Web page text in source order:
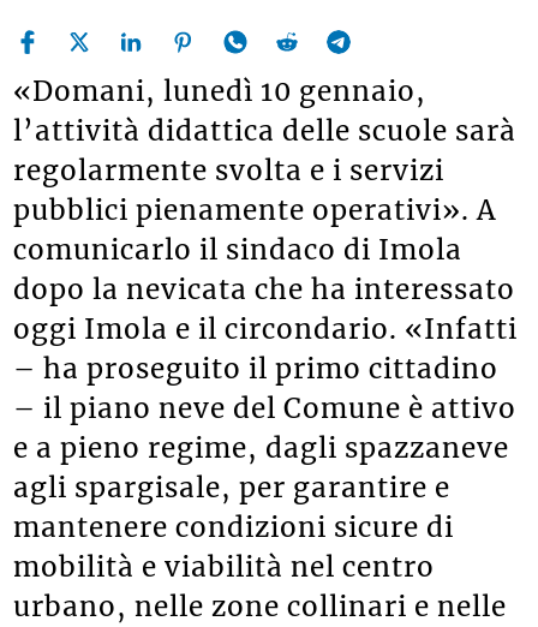
«Domani, lunedì 10 gennaio,
l’attività didattica delle scuole sarà
regolarmente svolta e i servizi
pubblici pienamente operativi». A
comunicarlo il sindaco di Imola
dopo la nevicata che ha interessato
oggi Imola e il circondario. «Infatti
– ha proseguito il primo cittadino
– il piano neve del Comune è attivo
e a pieno regime, dagli spazzaneve
agli spargisale, per garantire e
mantenere condizioni sicure di
mobilità e viabilità nel centro
urbano, nelle zone collinari e nelle